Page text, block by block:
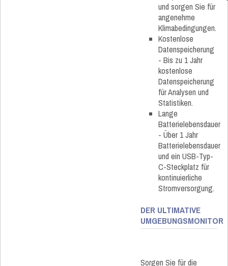
und sorgen Sie für
angenehme
Klimabedingungen.
Kostenlose
Datenspeicherung
- Bis zu 1 Jahr
kostenlose
Datenspeicherung
für Analysen und
Statistiken.
Lange
Batterielebensdauer
- Über 1 Jahr
Batterielebensdauer
und ein USB-Typ-
C-Steckplatz für
kontinuierliche
Stromversorgung.
DER ULTIMATIVE
UMGEBUNGSMONITOR
Sorgen Sie für die